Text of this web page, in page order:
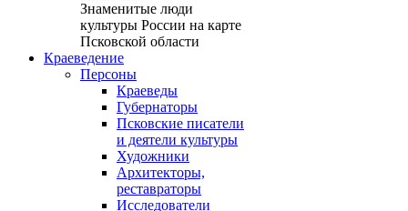
Знаменитые люди
культуры России на карте
Псковской области
Краеведение
Персоны
Краеведы
Губернаторы
Псковские писатели
и деятели культуры
Художники
Архитекторы,
реставраторы
Исследователи